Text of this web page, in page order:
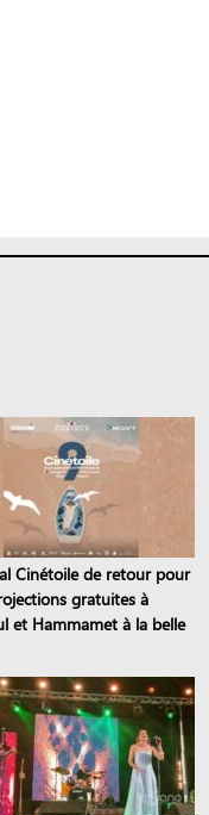
Cinétoile de retour pour
gratuites à
et Hammamet à la belle